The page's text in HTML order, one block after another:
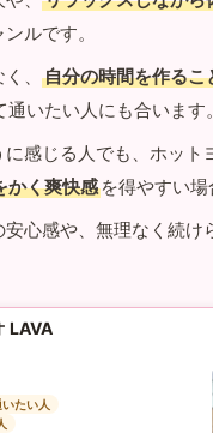
ルです。
、
自分の時間を作るこ
通いたい人にも合います。
感じる人でも、ホット
かく爽快感 を得やすい場
心感や、無理なく続け
LAVA
たい人